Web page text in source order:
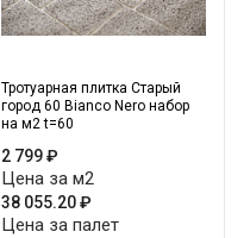
Тротуарная плитка Старый
город 60 Bianco Nero набор
на м2 t=60
2 799 ₽
Цена за м2
38 055.20 ₽
Цена за палет